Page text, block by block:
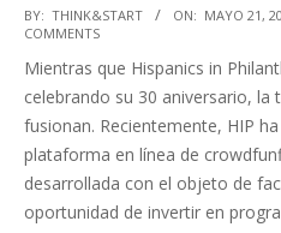
2014-
05-
21
BY: THINK&START ON: MAYO 21,
COMMENTS
Mientras que Hispanics in
celebrando su 30 aniversario, la
fusionan. Recientemente, HIP
plataforma en línea de
desarrollada con el objeto de
oportunidad de invertir en